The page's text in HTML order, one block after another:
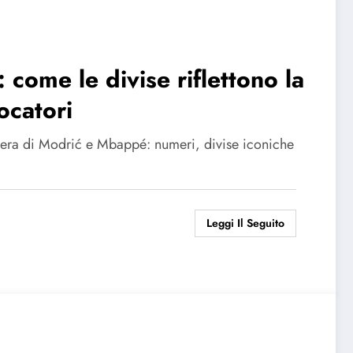
come le divise riflettono la
di Modrić e Mbappé: numeri, divise iconiche
Leggi Il Seguito